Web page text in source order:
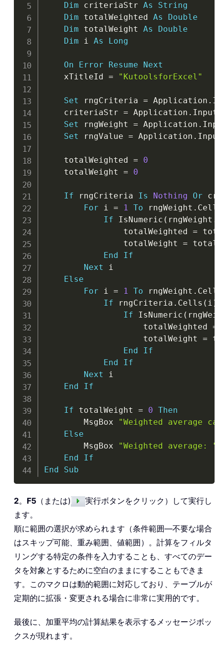
Dim criteriaStr As
String
Dim totalWeighted As
Double
Dim totalWeight As
Double
Dim i As Long
On Error Resume
Next
    xTitleId
= "KutoolsforExcel"
Set rngCriteria = Application .
    criteriaStr
= Application .
Set rngWeight = Application .
Set rngValue = Application .
    totalWeighted
=
0
    totalWeight
= 0
If rngCriteria Is Nothing Or
For i = 1 To rngWeight . Cells
If IsNumeric ( rngWeight .
                totalWeighted
=
                totalWeight
=
End
If
Next i
Else
For i = 1 To rngWeight . Cells
If rngCriteria . Cells ( i )
If IsNumeric (
                    totalWeighted
=
                    totalWeight
=
End
If
End
If
Next i
End
If
If totalWeight = 0 Then
        MsgBox
"Weighted average
Else
        MsgBox
"Weighted average: "
End
If
End
Sub
2。 F5 （または)
実行ボタンをクリック）して実行し
ます。
順に範囲の選択が求められます（条件範囲—不要な場合
はスキップ可能、重み範囲、値範囲）。計算をフィルタ
リングする特定の条件を入力することも、すべてのデー
タを対象とするために空白のままにすることもできま
す。このマクロは動的範囲に対応しており、テーブルが
定期的に拡張・変更される場合に非常に実用的です。
最後に、加重平均の計算結果を表示するメッセージボッ
クスが現れます。